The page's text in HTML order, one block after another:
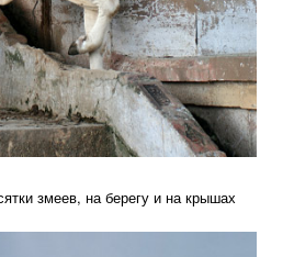
змеев, на берегу и на крышах